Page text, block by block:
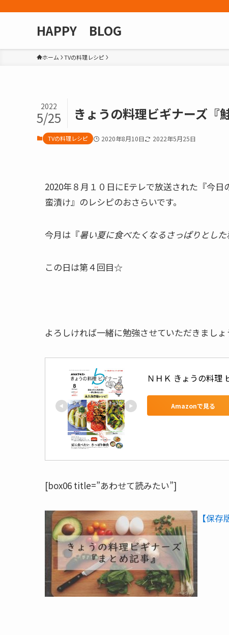
HAPPY BLOG
ホーム TVの料理レシピ
きょうの料理ビギナーズ『
2022
5/25
TVの料理レシピ 2020年8月10日 2022年5月25日
2020年８月１０日にEテレで放送された『今日
蛮漬け』のレシピのおさらいです。
今月は『暑い夏に食べたくなるさっぱりとし
この日は第４回目☆
よろしければ一緒に勉強させていただきまし
ＮＨＫ きょうの料理
Amazonで見る
[box06 title=”あわせて読みたい”]
【保